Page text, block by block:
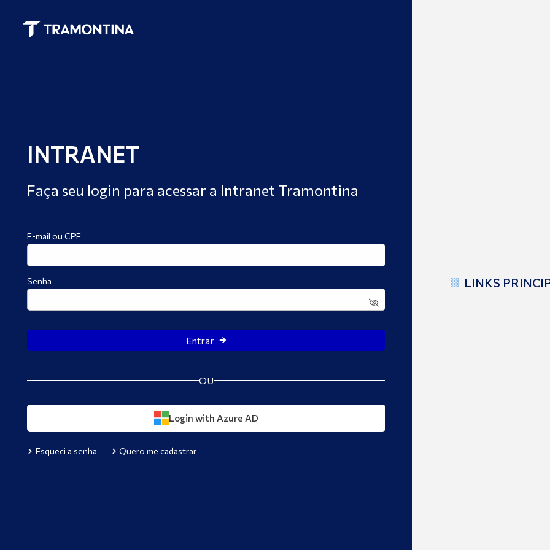
INTRANET
Faça seu login para acessar a Intranet Tramontina
E-mail ou CPF
Senha
Entrar
OU
Login with Azure AD
Esqueci a senha Quero me cadastrar
LINKS